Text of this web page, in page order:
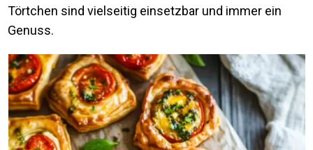
Törtchen sind vielseitig einsetzbar und immer ein
Genuss.